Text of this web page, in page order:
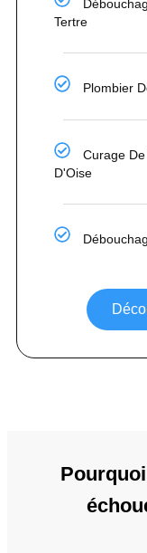
Tertre
Plombier
Curage
D'Oise